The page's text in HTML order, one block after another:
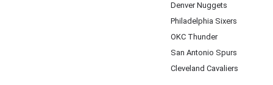
Denver Nuggets
Philadelphia Sixers
OKC Thunder
San Antonio Spurs
Cleveland Cavaliers